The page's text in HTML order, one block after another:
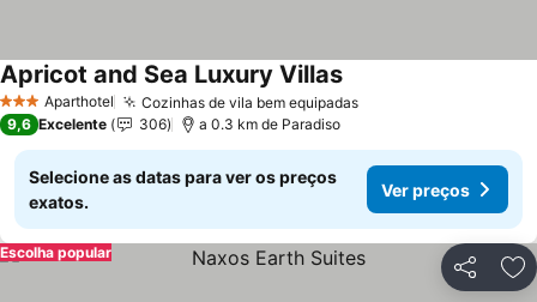
3 EstrelasAparthotel Cozinhas de vila bem equipadasVer preços
Apricot and Sea Luxury VillasVer preços
9,6 Excelente 306 a 0.3 km de Paradiso
Selecione as datas para ver os preços
exatos.
Ver preços
Partilhar
Escolha popular